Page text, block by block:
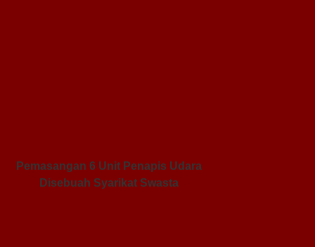
Pemasangan 6 Unit Penapis Udara
Disebuah Syarikat Swasta